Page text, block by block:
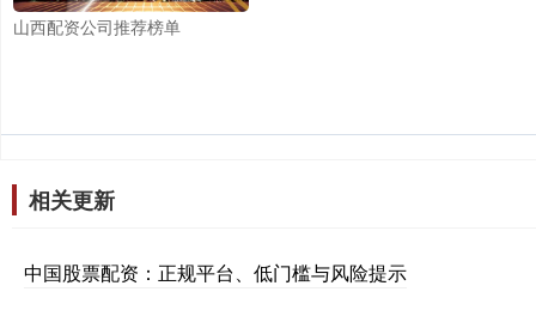
山西配资公司推荐榜单
相关更新
中国股票配资：正规平台、低门槛与风险提示